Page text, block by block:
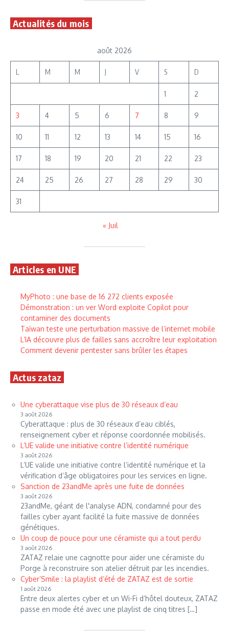
Actualités du mois
août 2026
L M M J V S D
1 2
3 4 5 6 7 8 9
10 11 12 13 14 15 16
17 18 19 20 21 22 23
24 25 26 27 28 29 30
31
« Juil
Articles en UNE
MyPhoto : une base de 16 272 clients exposée
Démonstration : un ver Word exploite Copilot pour
contaminer des documents
Taïwan teste une perturbation massive de l’internet mobile
L’IA découvre plus de failles sans accroître leur exploitation
Comment devenir pentester sans brûler les étapes
Actus zataz
Une cyberattaque vise plus de 30 réseaux d’eau
3 août 2026
Cyberattaque : plus de 30 réseaux d’eau ciblés,
renseignement cyber et réponse coordonnée mobilisés.
L’UE valide une initiative contre l’identité numérique
3 août 2026
L’UE valide une initiative contre l’identité numérique et la
vérification d’âge obligatoires pour les services en ligne.
Sanction de 23andMe après une fuite de données
3 août 2026
23andMe, géant de l'analyse ADN, condamné pour des
failles cyber ayant facilité la fuite massive de données
génétiques.
Un coup de pouce pour une céramiste qui a tout perdu
3 août 2026
ZATAZ relaie une cagnotte pour aider une céramiste du
Porge à reconstruire son atelier détruit par les incendies.
Cyber’Smile : la playlist d’été de ZATAZ est de sortie
1 août 2026
Entre deux alertes cyber et un Wi-Fi d’hôtel douteux, ZATAZ
passe en mode été avec une playlist de cinq titres […]